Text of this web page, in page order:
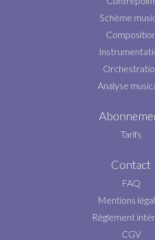
Schème
Analyse
Tarifs
Contact
FAQ
Mentions
Règlement
CGV